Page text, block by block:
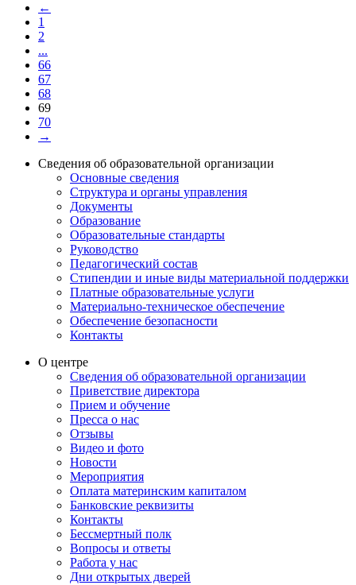
←
1
2
...
66
67
68
69
70
→
Сведения об образовательной организации
Основные сведения
Структура и органы управления
Документы
Образование
Образовательные стандарты
Руководство
Педагогический состав
Стипендии и иные виды материальной поддержки
Платные образовательные услуги
Материально-техническое обеспечение
Обеспечение безопасности
Контакты
О центре
Сведения об образовательной организации
Приветствие директора
Прием и обучение
Пресса о нас
Отзывы
Видео и фото
Новости
Мероприятия
Оплата материнским капиталом
Банковские реквизиты
Контакты
Бессмертный полк
Вопросы и ответы
Работа у нас
Дни открытых дверей